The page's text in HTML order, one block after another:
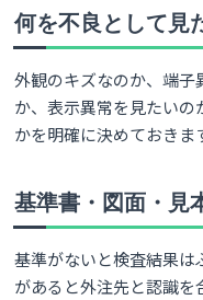
何を不良として見
外観のキズなのか、端
か、表示異常を見たいの
かを明確に決めておきま
基準書・図面・見
基準がないと検査結果
があると外注先と認識